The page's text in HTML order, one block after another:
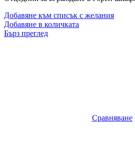
Добавяне към списък с желания
Добавяне в количката
Бърз преглед
Сравняване